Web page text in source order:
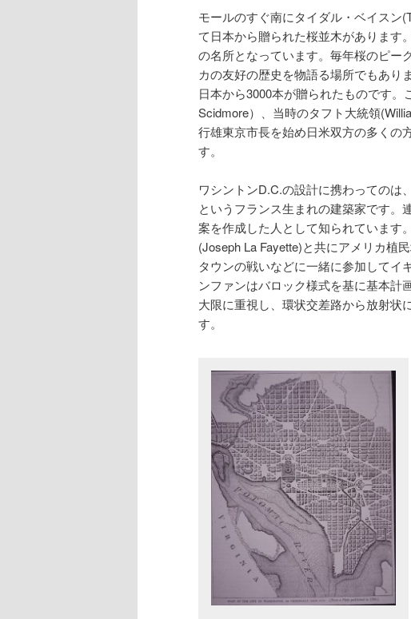
モールのすぐ南にタイダル・ベイスン
て日本から贈られた桜並木があります
の名所となっています。毎年桜のピー
カの友好の歴史を物語る場所でもあり
日本から3000本が贈られたものです
Scidmore）、当時のタフト大統領
行雄東京市長を始め日米双方の多くの
す。
ワシントンD.C.の設計に携わってのは
というフランス生まれの建築家です。
案を作成した人として知られています
(Joseph La Fayette)と共にアメリカ植
タウンの戦いなどに一緒に参加してイ
ンファンはバロック様式を基に基本計
大限に重視し、環状交差路から放射状
す。